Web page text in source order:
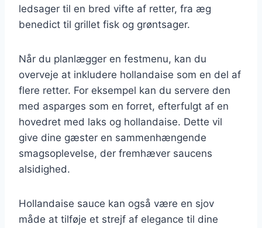
ledsager til en bred vifte af retter, fra æg
benedict til grillet fisk og grøntsager.
Når du planlægger en festmenu, kan du
overveje at inkludere hollandaise som en del af
flere retter. For eksempel kan du servere den
med asparges som en forret, efterfulgt af en
hovedret med laks og hollandaise. Dette vil
give dine gæster en sammenhængende
smagsoplevelse, der fremhæver saucens
alsidighed.
Hollandaise sauce kan også være en sjov
måde at tilføje et strejf af elegance til dine